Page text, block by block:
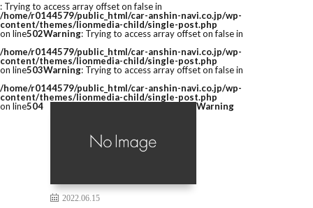
: Trying to access array offset on false in
/home/r0144579/public_html/car-anshin-navi.co.jp/wp-
content/themes/lionmedia-child/single-post.php
on line502Warning: Trying to access array offset on false in
/home/r0144579/public_html/car-anshin-navi.co.jp/wp-
content/themes/lionmedia-child/single-post.php
on line503Warning: Trying to access array offset on false in
/home/r0144579/public_html/car-anshin-navi.co.jp/wp-
content/themes/lionmedia-child/single-post.php
on line504
2022.06.15
Warning